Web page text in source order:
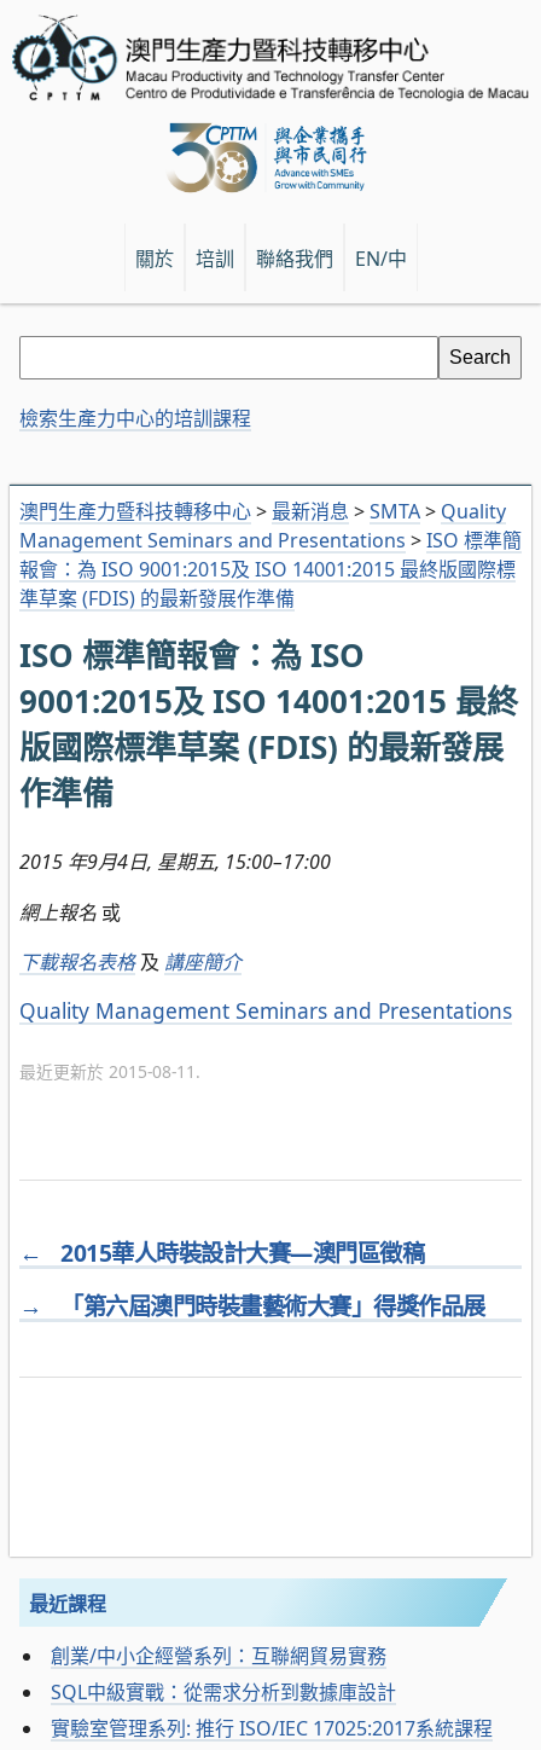
關於 培訓 聯絡我們 EN/中
澳門生產力暨科技轉移中心> 最新消息 >SMTA> Quality
Management Seminars and Presentations >ISO 標準簡
報會：為 ISO 9001:2015及 ISO 14001:2015 最終版國際標
準草案 (FDIS) 的最新發展作準備
ISO 標準簡報會：為 ISO
9001:2015及 ISO 14001:2015 最終
版國際標準草案 (FDIS) 的最新發展
作準備
2015 年9月4日, 星期五, 15:00–17:00
網上報名 或
下載報名表格及 講座簡介
分
Quality Management Seminars and Presentations
最近更新於 2015-08-11.
←
2015華人時裝設計大賽—澳門區徵稿
→
「第六屆澳門時裝畫藝術大賽」得獎作品展
檢索生產力中心的培訓課程
最近課程
創業/中小企經營系列：互聯網貿易實務
SQL中級實戰：從需求分析到數據庫設計
實驗室管理系列: 推行 ISO/IEC 17025:2017系統課程